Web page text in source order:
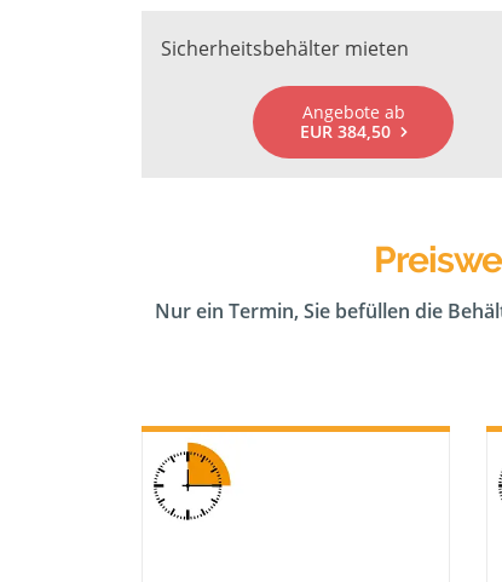
Sicherheitsbehälter mieten
Angebote ab
EUR 384,50
Nur ein Termin, Sie befüllen die